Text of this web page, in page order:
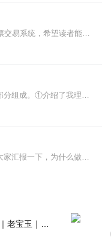
本书总结出了18套成熟的股票交易系统，希望读者能够找到适合自己的方法，在理解与运用的同时使之真正成为自己的交易系统，从而达到在股市中稳定盈利。
如何构建交易系统主要由三部分组成。①介绍了我理解的交易是什么？②分享了市场中的几种交易模式和交易风格以及他们之间的优缺点，我们应该根据自己的情况选择适合自己的交...
从交易的基本定义说起，向大家汇报一下，为什么做投资要构建交易系统。并对成熟交易系统的特征、构建交易系统的心法、构建交易系统的方法、交易系统的修正、交易系统构建完...